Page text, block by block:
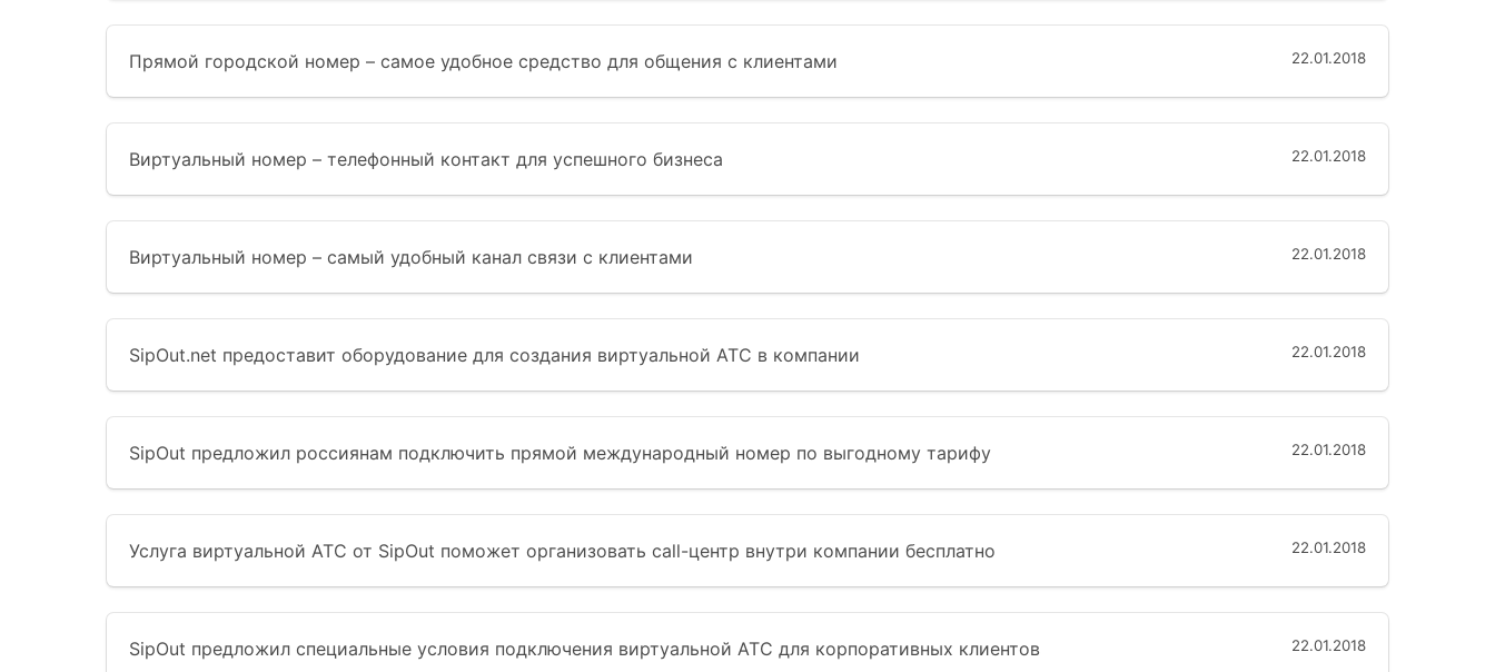
22.01.2018
Прямой городской номер – самое удобное средство для общения с клиентами
22.01.2018
Виртуальный номер – телефонный контакт для успешного бизнеса
22.01.2018
Виртуальный номер – самый удобный канал связи с клиентами
22.01.2018
SipOut.net предоставит оборудование для создания виртуальной АТС в компании
22.01.2018
SipOut предложил россиянам подключить прямой международный номер по выгодному тарифу
22.01.2018
Услуга виртуальной АТС от SipOut поможет организовать call-центр внутри компании бесплатно
22.01.2018
SipOut предложил специальные условия подключения виртуальной АТС для корпоративных клиентов